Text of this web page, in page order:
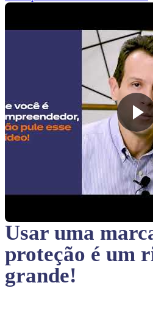
Usar uma
proteção é um
grande!